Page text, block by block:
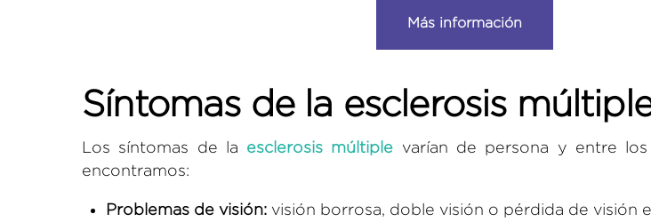
Más información
Síntomas de la esclerosis
Los síntomas de la esclerosis múltiple varían de persona y entre los
encontramos:
Problemas de visión:visión borrosa, doble visión o pérdida de visión